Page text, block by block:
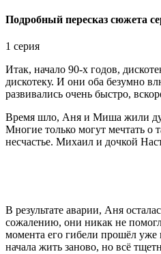
Подробный пересказ сюжета
1 серия
Итак, начало 90-х годов,
дискотеку. И они оба безумно
развивались очень быстро,
Время шло, Аня и Миша жили
Многие только могут мечтать о
несчастье. Михаил и дочкой
В результате аварии, Аня
сожалению, они никак не
момента его гибели прошёл
начала жить заново, но всё